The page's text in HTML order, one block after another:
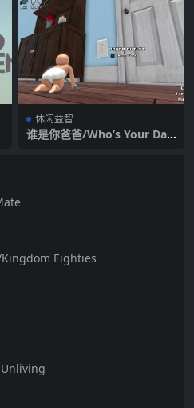
休闲益智
谁是你爸爸/Who’s Your Dad
Kingdom Eighties